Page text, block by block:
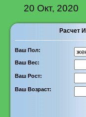
20 Окт, 2020
Расчет
Ваш Пол:
Ваш Вес:
Ваш Рост:
Ваш Возраст: